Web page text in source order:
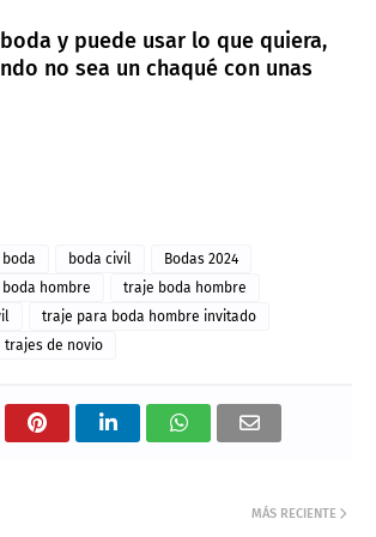
y puede usar lo que quiera,
no sea un chaqué con unas
boda civil
Bodas 2024
hombre
traje boda hombre
traje para boda hombre invitado
trajes de novio
MÁS RECIENTE